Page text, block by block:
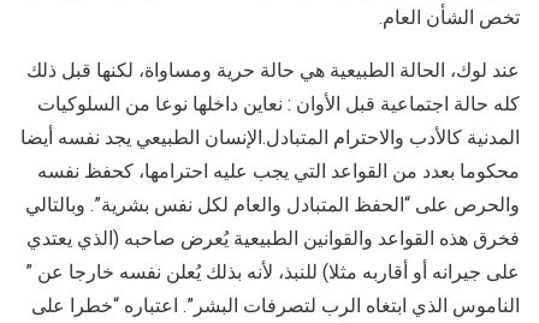
تخص الشأن العام.
عند لوك، الحالة الطبيعية هي حالة حرية ومساواة، لكنها قبل ذلك
كله حالة اجتماعية قبل الأوان : نعاين داخلها نوعا من السلوكيات
المدنية كالأدب والاحترام المتبادل.الإنسان الطبيعي يجد نفسه أيضا
محكوما بعدد من القواعد التي يجب عليه احترامها، كحفظ نفسه
والحرص على “الحفظ المتبادل والعام لكل نفس بشرية”. وبالتالي
فخرق هذه القواعد والقوانين الطبيعية يُعرض صاحبه (الذي يعتدي
على جيرانه أو أقاربه مثلا) للنبذ، لأنه بذلك يُعلن نفسه خارجا عن ”
الناموس الذي ابتغاه الرب لتصرفات البشر”. اعتباره “خطرا على